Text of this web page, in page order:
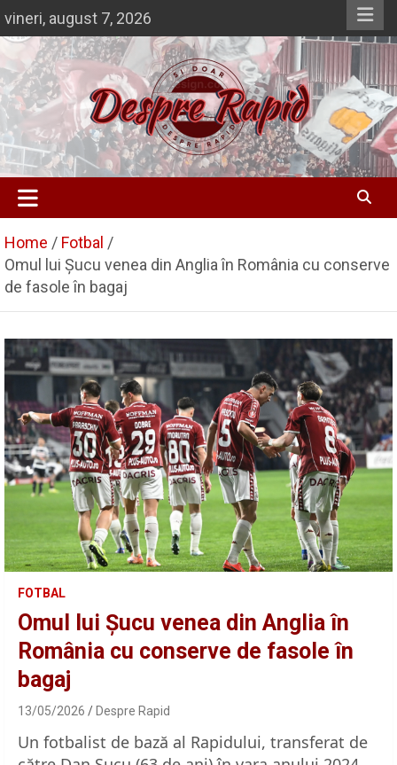
to
content
vineri, august 7, 2026
Despre Rapid
Si doar … despre Rapid
Home
Fotbal
Omul lui Șucu venea din Anglia în România cu conserve
de fasole în bagaj
FOTBAL
Omul lui Șucu venea din Anglia în
România cu conserve de fasole în
bagaj
13/05/2026 Despre Rapid
Un fotbalist de bază al Rapidului, transferat de